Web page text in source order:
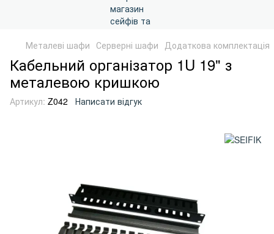
Металеві шафи Серверні шафи Додаткова комплектація
Кабельний організатор 1U 19" з
металевою кришкою
Артикул: Z042 Написати відгук